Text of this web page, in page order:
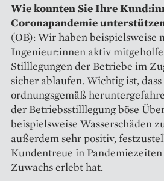
Wie konnten Sie Ihre
Coronapandemie
(OB): Wir haben beispielsweise
Ingenieur:innen aktiv
Stilllegungen der Betriebe im
sicher ablaufen. Wichtig ist,
ordnungsgemäß
der Betriebsstilllegung böse
beispielsweise Wasserschäden
außerdem sehr positiv,
Kundentreue in
Zuwachs erlebt hat.